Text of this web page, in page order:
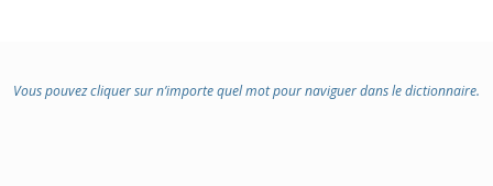
Vous pouvez cliquer sur n’importe quel mot pour naviguer dans le dictionnaire.